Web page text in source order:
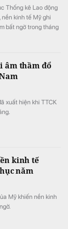
Thống kê Lao động
kinh tế Mỹ ghi
bất ngờ trong tháng
âm thầm đổ
xuất hiện khi TTCK
kinh tế
năm
Mỹ khiến nền kinh